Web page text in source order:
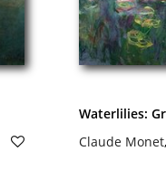
Waterlilies:
Claude Monet,